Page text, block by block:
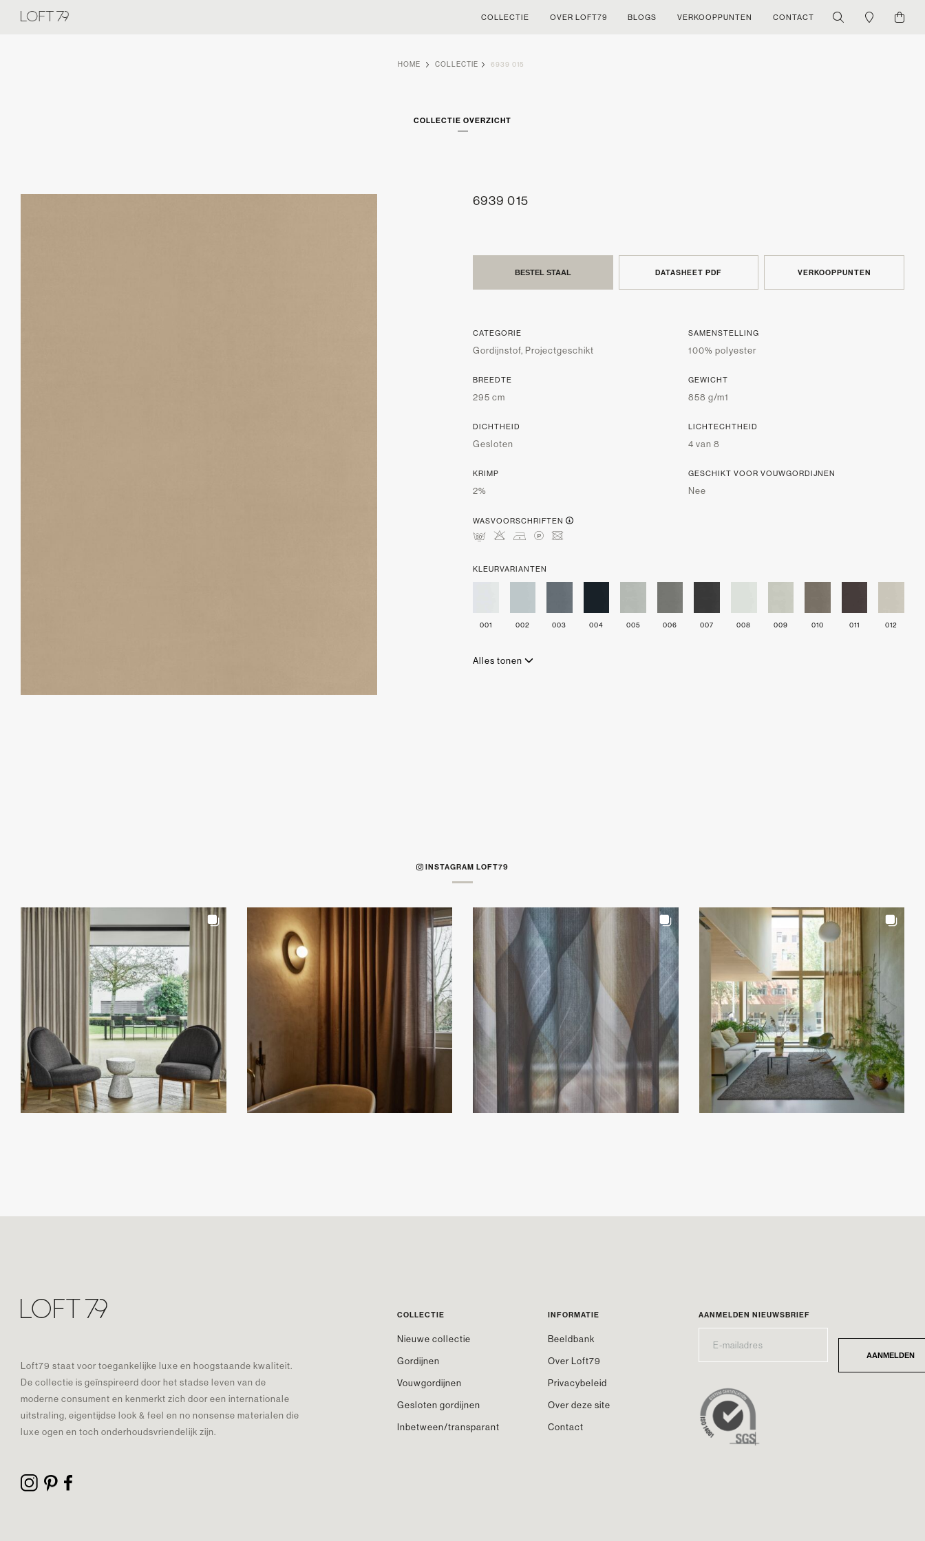
COLLECTIE OVER LOFT79 BLOGS VERKOOPPUNTEN CONTACT
HOME COLLECTIE 6939 015
COLLECTIE OVERZICHT
6939 015
BESTEL STAAL DATASHEET PDF VERKOOPPUNTEN
CATEGORIE
Gordijnstof, Projectgeschikt
SAMENSTELLING
100% polyester
BREEDTE
295 cm
GEWICHT
858 g/m1
DICHTHEID
Gesloten
LICHTECHTHEID
4 van 8
KRIMP
2%
GESCHIKT VOOR VOUWGORDIJNEN
Nee
WASVOORSCHRIFTEN
mHDLU
KLEURVARIANTEN
001 002 003 004 005 006 007 008 009 010 011 012
Alles tonen
INSTAGRAM LOFT79
Loft79 staat voor toegankelijke luxe en hoogstaande kwaliteit.
De collectie is geïnspireerd door het stadse leven van de
moderne consument en kenmerkt zich door een internationale
uitstraling, eigentijdse look & feel en no nonsense materialen die
luxe ogen en toch onderhoudsvriendelijk zijn.
COLLECTIE
Nieuwe collectie
Gordijnen
Vouwgordijnen
Gesloten gordijnen
Inbetween/transparant
INFORMATIE
Beeldbank
Over Loft79
Privacybeleid
Over deze site
Contact
AANMELDEN NIEUWSBRIEF
* AANMELDEN